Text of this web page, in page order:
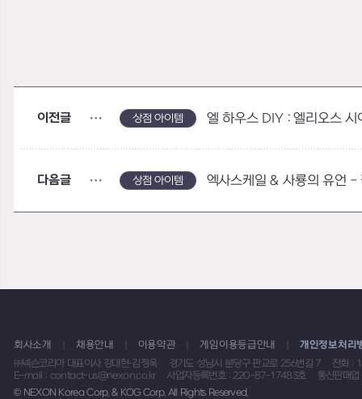
이전글 상점 아이템 엘 하우스 DIY : 엘리오스 시
다음글 상점 아이템 엑사스케일 & 사룡의 유언 -
회사소개 채용안내 이용약관 게임이용등급안내
개인정보처리
㈜넥슨코리아 대표이사 강대현·김정욱
경기도 성남시 분당구 판교로 256번길 7
전화 :
E-mail : contact-us@nexon.co.kr
사업자등록번호 : 220-87-17483호
통신판매
© NEXON Korea Corp. & KOG Corp. All Rights Reserved.